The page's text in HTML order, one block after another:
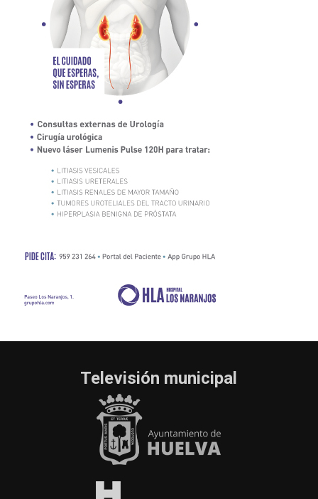
Televisión municipal